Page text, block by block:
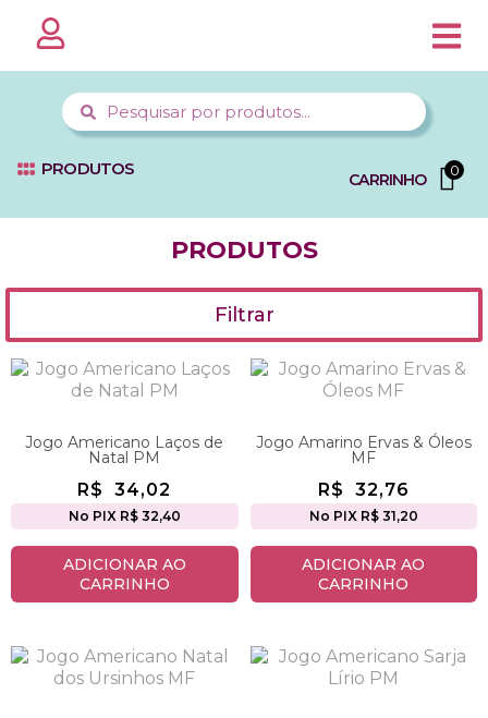
PRODUTOS
CARRINHO 0
PRODUTOS
Filtrar
Jogo Americano Laços de
Natal PM
R$ 34,02
No PIX R$ 32,40
ADICIONAR AO
CARRINHO
Jogo Amarino Ervas & Óleos
MF
R$ 32,76
No PIX R$ 31,20
ADICIONAR AO
CARRINHO